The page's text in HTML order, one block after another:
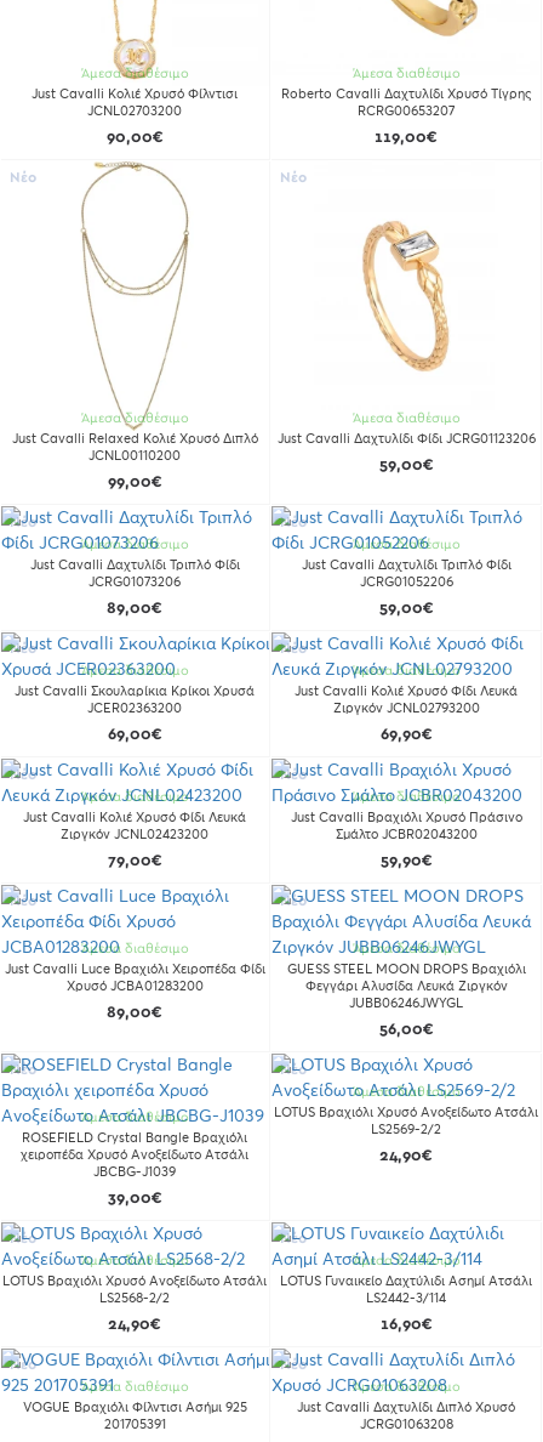
Άμεσα διαθέσιμο
Just Cavalli Κολιέ Χρυσό Φίλντισι
JCNL02703200
90,00€
Άμεσα διαθέσιμο
Roberto Cavalli Δαχτυλίδι Χρυσό Τίγρης
RCRG00653207
119,00€
Νέο
Άμεσα διαθέσιμο
Just Cavalli Relaxed Κολιέ Χρυσό Διπλό
JCNL00110200
99,00€
Νέο
Άμεσα διαθέσιμο
Just Cavalli Δαχτυλίδι Φίδι JCRG01123206
59,00€
Νέο
Άμεσα διαθέσιμο
Just Cavalli Δαχτυλίδι Τριπλό Φίδι
JCRG01073206
89,00€
Νέο
Άμεσα διαθέσιμο
Just Cavalli Δαχτυλίδι Τριπλό Φίδι
JCRG01052206
59,00€
Νέο
Άμεσα διαθέσιμο
Just Cavalli Σκουλαρίκια Κρίκοι Χρυσά
JCER02363200
69,00€
Νέο
Άμεσα διαθέσιμο
Just Cavalli Κολιέ Χρυσό Φίδι Λευκά
Ζιργκόν JCNL02793200
69,90€
Νέο
Άμεσα διαθέσιμο
Just Cavalli Κολιέ Χρυσό Φίδι Λευκά
Ζιργκόν JCNL02423200
79,00€
Νέο
Άμεσα διαθέσιμο
Just Cavalli Βραχιόλι Χρυσό Πράσινο
Σμάλτο JCBR02043200
59,90€
Νέο
Άμεσα διαθέσιμο
Just Cavalli Luce Βραχιόλι Χειροπέδα Φίδι
Χρυσό JCBA01283200
89,00€
Νέο
Άμεσα διαθέσιμο
GUESS STEEL MOON DROPS Βραχιόλι
Φεγγάρι Αλυσίδα Λευκά Ζιργκόν
JUBB06246JWYGL
56,00€
Νέο
Άμεσα διαθέσιμο
ROSEFIELD Crystal Bangle Βραχιόλι
χειροπέδα Χρυσό Ανοξείδωτο Ατσάλι
JBCBG-J1039
39,00€
Νέο
Άμεσα διαθέσιμο
LOTUS Βραχιόλι Χρυσό Ανοξείδωτο Ατσάλι
LS2569-2/2
24,90€
Νέο
Άμεσα διαθέσιμο
LOTUS Βραχιόλι Χρυσό Ανοξείδωτο Ατσάλι
LS2568-2/2
24,90€
Νέο
Άμεσα διαθέσιμο
LOTUS Γυναικείο Δαχτύλιδι Ασημί Ατσάλι
LS2442-3/114
16,90€
Νέο
Άμεσα διαθέσιμο
VOGUE Βραχιόλι Φίλντισι Ασήμι 925
201705391
Νέο
Άμεσα διαθέσιμο
Just Cavalli Δαχτυλίδι Διπλό Χρυσό
JCRG01063208